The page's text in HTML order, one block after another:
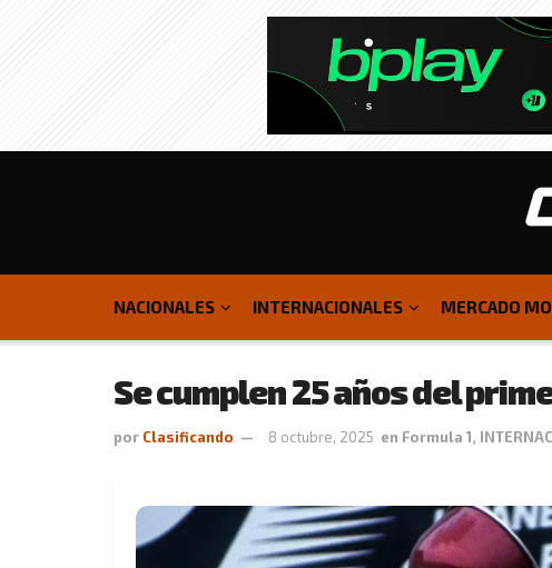
NACIONALES INTERNACIONALES MERCADO
Se cumplen 25 años del
por Clasificando 8 octubre, 2025 en Formula 1,